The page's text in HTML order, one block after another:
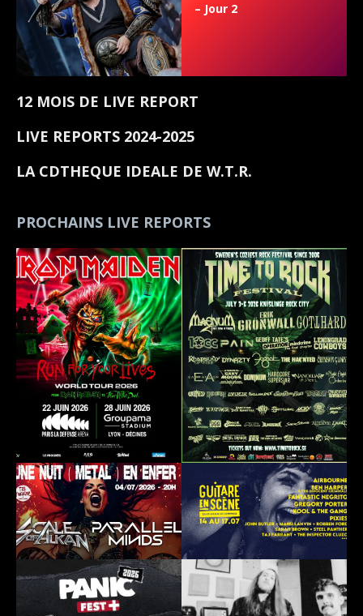
– Jour 2
12 MOIS DE LIVE REPORT
LIVE REPORTS 2024-2025
LA CDTHEQUE IDEALE DE W.T.R.
PROCHAINS LIVE REPORTS